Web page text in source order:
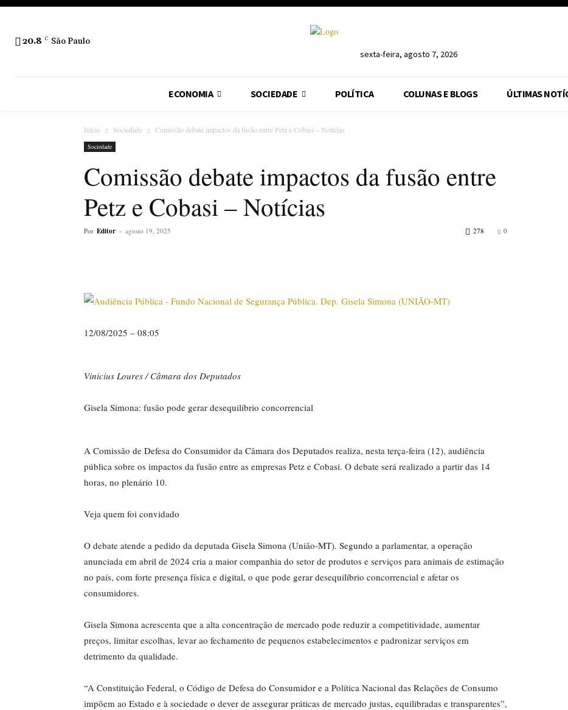
20.8 C São Paulo
sexta-feira, agosto 7, 2026
ECONOMIA SOCIEDADE POLÍTICA COLUNAS E BLOGS ÚLTIMAS
Início Sociedade Comissão debate impactos da fusão entre Petz e Cobasi – Notícias
Sociedade
Comissão debate impactos da fusão entre
Petz e Cobasi – Notícias
Por Editor - agosto 19, 2025 0
278
12/08/2025 – 08:05
Vinicius Loures / Câmara dos Deputados
Gisela Simona: fusão pode gerar desequilíbrio concorrencial
A Comissão de Defesa do Consumidor da Câmara dos Deputados realiza, nesta terça-feira (12), audiência
pública sobre os impactos da fusão entre as empresas Petz e Cobasi. O debate será realizado a partir das 14
horas, no plenário 10.
Veja quem foi convidado
O debate atende a pedido da deputada Gisela Simona (União-MT). Segundo a parlamentar, a operação
anunciada em abril de 2024 cria a maior companhia do setor de produtos e serviços para animais de estimação
no país, com forte presença física e digital, o que pode gerar desequilíbrio concorrencial e afetar os
consumidores.
Gisela Simona acrescenta que a alta concentração de mercado pode reduzir a competitividade, aumentar
preços, limitar escolhas, levar ao fechamento de pequenos estabelecimentos e padronizar serviços em
detrimento da qualidade.
“A Constituição Federal, o Código de Defesa do Consumidor e a Política Nacional das Relações de Consumo
impõem ao Estado e à sociedade o dever de assegurar práticas de mercado justas, equilibradas e transparentes”,